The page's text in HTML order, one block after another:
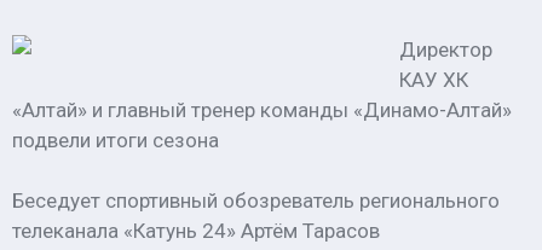
Директор
КАУ ХК
«Алтай» и главный тренер команды «Динамо-Алтай»
подвели итоги сезона
Беседует спортивный обозреватель регионального
телеканала «Катунь 24» Артём Тарасов